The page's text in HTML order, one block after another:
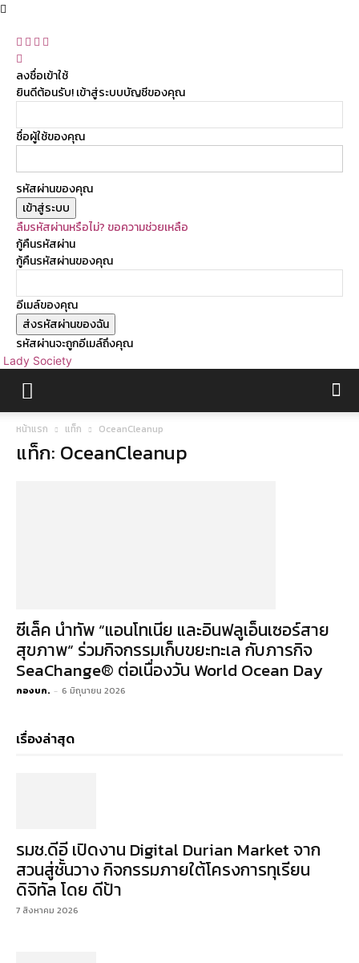
ลงชื่อเข้าใช้
ยินดีต้อนรับ! เข้าสู่ระบบบัญชีของคุณ
ชื่อผู้ใช้ของคุณ
รหัสผ่านของคุณ
ลืมรหัสผ่านหรือไม่? ขอความช่วยเหลือ
กู้คืนรหัสผ่าน
กู้คืนรหัสผ่านของคุณ
อีเมล์ของคุณ
รหัสผ่านจะถูกอีเมล์ถึงคุณ
Lady Society
หน้าแรก แท็ก OceanCleanup
แท็ก: OceanCleanup
ซีเล็ค นำทัพ “แอนโทเนีย และอินฟลูเอ็นเซอร์สาย
สุขภาพ“ ร่วมกิจกรรมเก็บขยะทะเล กับภารกิจ
SeaChange® ต่อเนื่องวัน World Ocean Day
กองบก. - 6 มิถุนายน 2026
เรื่องล่าสุด
รมช.ดีอี เปิดงาน Digital Durian Market จาก
สวนสู่ชั้นวาง กิจกรรมภายใต้โครงการทุเรียน
ดิจิทัล โดย ดีป้า
7 สิงหาคม 2026